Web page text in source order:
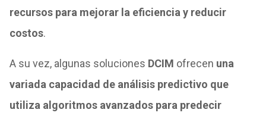
recursos para mejorar la eficiencia y reducir
costos.
A su vez, algunas soluciones DCIM ofrecen una
variada capacidad de análisis predictivo que
utiliza algoritmos avanzados para predecir